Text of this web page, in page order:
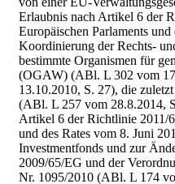
Erlaubnis nach Artikel 6 der
Europäischen Parlaments
Koordinierung der Rechts-
bestimmte Organismen für
(OGAW) (ABl. L 302 vom
13.10.2010, S. 27), die
(ABl. L 257 vom 28.8.2014,
Artikel 6 der Richtlinie 2011/
und des Rates vom 8. Juni
Investmentfonds und zur
2009/65/EG und der
Nr. 1095/2010 (ABl. L 174